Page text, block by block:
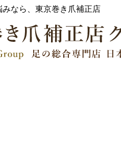
なら、東京巻き爪補正店